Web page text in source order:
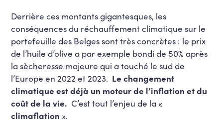
Derrière ces montants gigantesques, les
conséquences du réchauffement climatique sur le
portefeuille des Belges sont très concrètes : le prix
de l’huile d’olive a par exemple bondi de 50% après
la sècheresse majeure qui a touché le sud de
l’Europe en 2022 et 2023. Le changement
climatique est déjà un moteur de l’inflation et du
coût de la vie. C’est tout l’enjeu de la «
climaflation ».